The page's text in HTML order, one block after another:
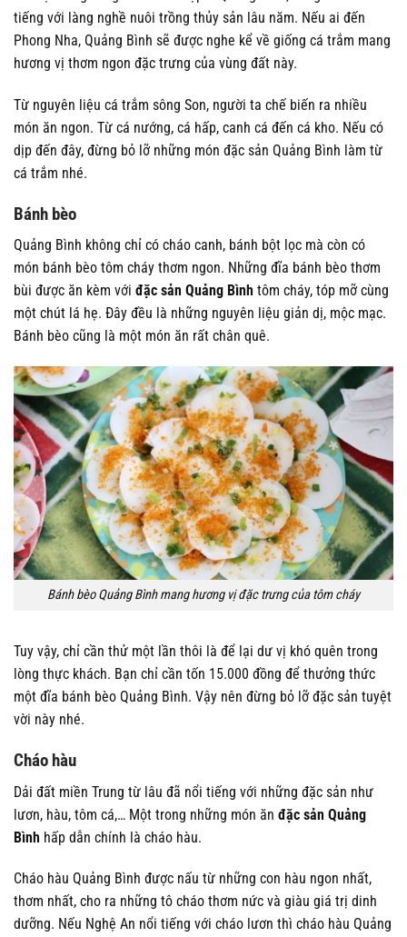
tiếng với làng nghề nuôi trồng thủy sản lâu năm. Nếu ai đến
Phong Nha, Quảng Bình sẽ được nghe kể về giống cá trắm mang
hương vị thơm ngon đặc trưng của vùng đất này.
Từ nguyên liệu cá trắm sông Son, người ta chế biến ra nhiều
món ăn ngon. Từ cá nướng, cá hấp, canh cá đến cá kho. Nếu có
dịp đến đây, đừng bỏ lỡ những món đặc sản Quảng Bình làm từ
cá trắm nhé.
Bánh bèo
Quảng Bình không chỉ có cháo canh, bánh bột lọc mà còn có
món bánh bèo tôm cháy thơm ngon. Những đĩa bánh bèo thơm
bùi được ăn kèm với đặc sản Quảng Bình tôm cháy, tóp mỡ cùng
một chút lá hẹ. Đây đều là những nguyên liệu giản dị, mộc mạc.
Bánh bèo cũng là một món ăn rất chân quê.
Bánh bèo Quảng Bình mang hương vị đặc trưng của tôm cháy
Tuy vậy, chỉ cần thử một lần thôi là để lại dư vị khó quên trong
lòng thực khách. Bạn chỉ cần tốn 15.000 đồng để thưởng thức
một đĩa bánh bèo Quảng Bình. Vậy nên đừng bỏ lỡ đặc sản tuyệt
vời này nhé.
Cháo hàu
Dải đất miền Trung từ lâu đã nổi tiếng với những đặc sản như
lươn, hàu, tôm cá,… Một trong những món ăn đặc sản Quảng
Bình hấp dẫn chính là cháo hàu.
Cháo hàu Quảng Bình được nấu từ những con hàu ngon nhất,
thơm nhất, cho ra những tô cháo thơm nức và giàu giá trị dinh
dưỡng. Nếu Nghệ An nổi tiếng với cháo lươn thì cháo hàu Quảng